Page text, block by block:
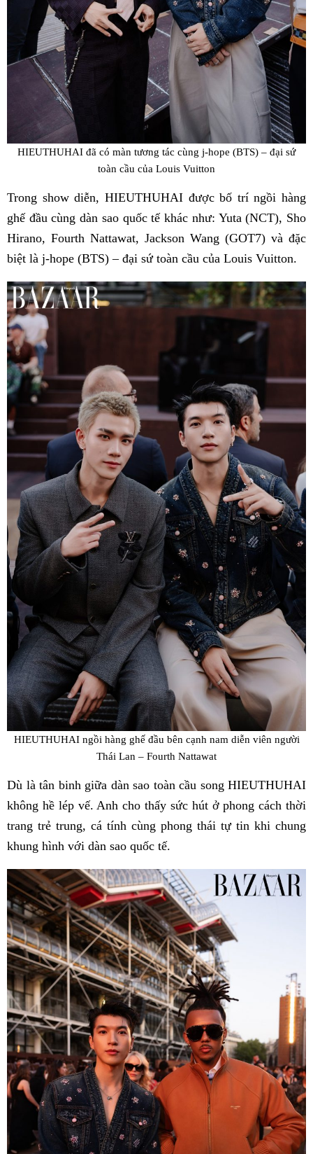
HIEUTHUHAI đã có màn tương tác cùng j-hope (BTS) – đại sứ
toàn cầu của Louis Vuitton
Trong show diễn, HIEUTHUHAI được bố trí ngồi hàng
ghế đầu cùng dàn sao quốc tế khác như: Yuta (NCT), Sho
Hirano, Fourth Nattawat, Jackson Wang (GOT7) và đặc
biệt là j-hope (BTS) – đại sứ toàn cầu của Louis Vuitton.
HIEUTHUHAI ngồi hàng ghế đầu bên cạnh nam diễn viên người
Thái Lan – Fourth Nattawat
Dù là tân binh giữa dàn sao toàn cầu song HIEUTHUHAI
không hề lép vế. Anh cho thấy sức hút ở phong cách thời
trang trẻ trung, cá tính cùng phong thái tự tin khi chung
khung hình với dàn sao quốc tế.